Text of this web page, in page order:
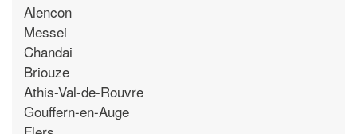
Alencon
Messei
Chandai
Briouze
Athis-Val-de-Rouvre
Gouffern-en-Auge